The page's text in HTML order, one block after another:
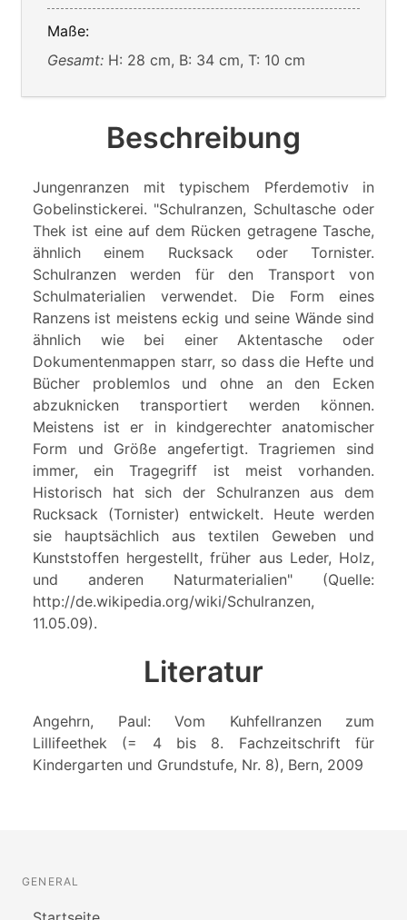
Maße:
Gesamt: H: 28 cm, B: 34 cm, T: 10 cm
Beschreibung
Jungenranzen mit typischem Pferdemotiv in
Gobelinstickerei. "Schulranzen, Schultasche oder
Thek ist eine auf dem Rücken getragene Tasche,
ähnlich einem Rucksack oder Tornister.
Schulranzen werden für den Transport von
Schulmaterialien verwendet. Die Form eines
Ranzens ist meistens eckig und seine Wände sind
ähnlich wie bei einer Aktentasche oder
Dokumentenmappen starr, so dass die Hefte und
Bücher problemlos und ohne an den Ecken
abzuknicken transportiert werden können.
Meistens ist er in kindgerechter anatomischer
Form und Größe angefertigt. Tragriemen sind
immer, ein Tragegriff ist meist vorhanden.
Historisch hat sich der Schulranzen aus dem
Rucksack (Tornister) entwickelt. Heute werden
sie hauptsächlich aus textilen Geweben und
Kunststoffen hergestellt, früher aus Leder, Holz,
und anderen Naturmaterialien" (Quelle:
http://de.wikipedia.org/wiki/Schulranzen,
11.05.09).
Literatur
Angehrn, Paul: Vom Kuhfellranzen zum
Lillifeethek (= 4 bis 8. Fachzeitschrift für
Kindergarten und Grundstufe, Nr. 8), Bern, 2009
GENERAL